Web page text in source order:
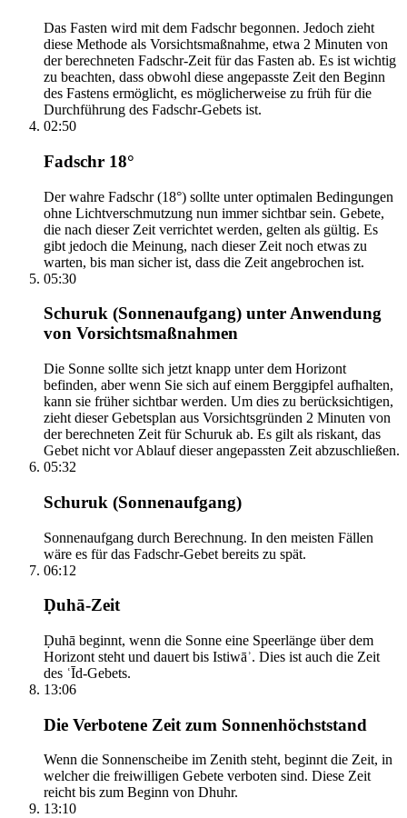
Das Fasten wird mit dem Fadschr begonnen. Jedoch zieht
diese Methode als Vorsichtsmaßnahme, etwa 2 Minuten von
der berechneten Fadschr-Zeit für das Fasten ab. Es ist wichtig
zu beachten, dass obwohl diese angepasste Zeit den Beginn
des Fastens ermöglicht, es möglicherweise zu früh für die
Durchführung des Fadschr-Gebets ist.
02:50
Fadschr 18°
Der wahre Fadschr (18°) sollte unter optimalen Bedingungen
ohne Lichtverschmutzung nun immer sichtbar sein. Gebete,
die nach dieser Zeit verrichtet werden, gelten als gültig. Es
gibt jedoch die Meinung, nach dieser Zeit noch etwas zu
warten, bis man sicher ist, dass die Zeit angebrochen ist.
05:30
Schuruk (Sonnenaufgang) unter Anwendung
von Vorsichtsmaßnahmen
Die Sonne sollte sich jetzt knapp unter dem Horizont
befinden, aber wenn Sie sich auf einem Berggipfel aufhalten,
kann sie früher sichtbar werden. Um dies zu berücksichtigen,
zieht dieser Gebetsplan aus Vorsichtsgründen 2 Minuten von
der berechneten Zeit für Schuruk ab. Es gilt als riskant, das
Gebet nicht vor Ablauf dieser angepassten Zeit abzuschließen.
05:32
Schuruk (Sonnenaufgang)
Sonnenaufgang durch Berechnung. In den meisten Fällen
wäre es für das Fadschr-Gebet bereits zu spät.
06:12
Ḍuhā-Zeit
Ḍuhā beginnt, wenn die Sonne eine Speerlänge über dem
Horizont steht und dauert bis Istiwāʾ. Dies ist auch die Zeit
des ʿĪd-Gebets.
13:06
Die Verbotene Zeit zum Sonnenhöchststand
Wenn die Sonnenscheibe im Zenith steht, beginnt die Zeit, in
welcher die freiwilligen Gebete verboten sind. Diese Zeit
reicht bis zum Beginn von Dhuhr.
13:10